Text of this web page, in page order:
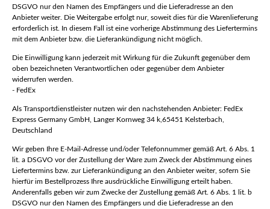
DSGVO nur den Namen des Empfängers und die Lieferadresse an den
Anbieter weiter. Die Weitergabe erfolgt nur, soweit dies für die Warenlieferung
erforderlich ist. In diesem Fall ist eine vorherige Abstimmung des Liefertermins
mit dem Anbieter bzw. die Lieferankündigung nicht möglich.
Die Einwilligung kann jederzeit mit Wirkung für die Zukunft gegenüber dem
oben bezeichneten Verantwortlichen oder gegenüber dem Anbieter
widerrufen werden.
- FedEx
Als Transportdienstleister nutzen wir den nachstehenden Anbieter: FedEx
Express Germany GmbH, Langer Kornweg 34 k,65451 Kelsterbach,
Deutschland
Wir geben Ihre E-Mail-Adresse und/oder Telefonnummer gemäß Art. 6 Abs. 1
lit. a DSGVO vor der Zustellung der Ware zum Zweck der Abstimmung eines
Liefertermins bzw. zur Lieferankündigung an den Anbieter weiter, sofern Sie
hierfür im Bestellprozess Ihre ausdrückliche Einwilligung erteilt haben.
Anderenfalls geben wir zum Zwecke der Zustellung gemäß Art. 6 Abs. 1 lit. b
DSGVO nur den Namen des Empfängers und die Lieferadresse an den